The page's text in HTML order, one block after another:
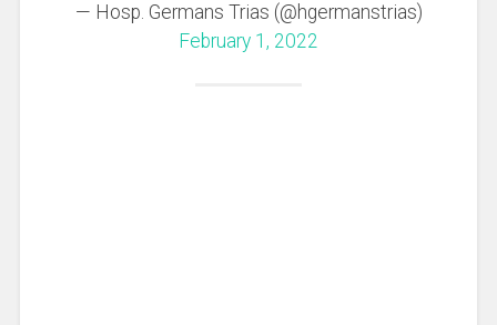
— Hosp. Germans Trias (@hgermanstrias)
February 1, 2022